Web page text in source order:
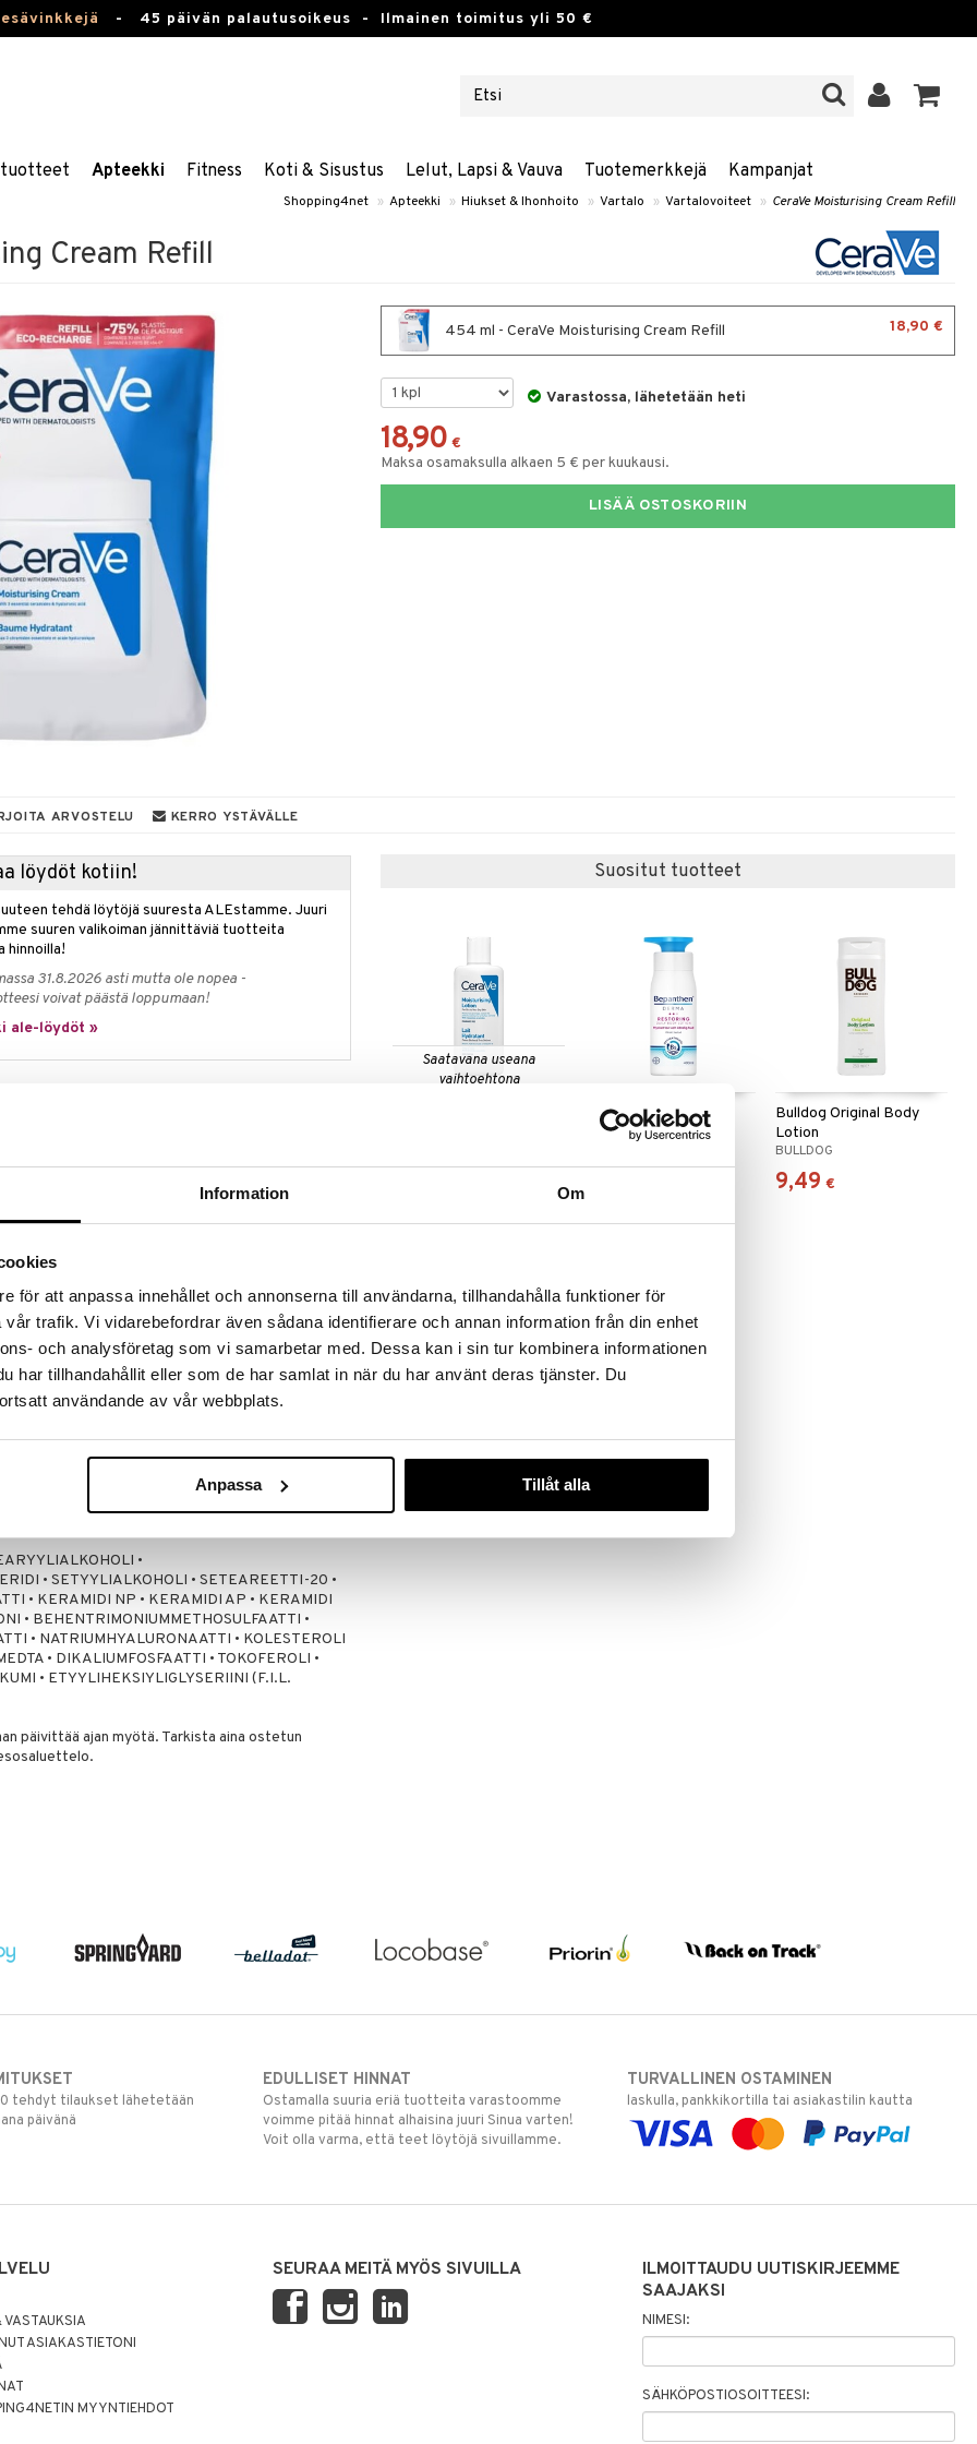
Information Om
för att anpassa innehållet och annonserna till användarna, tillhandahålla funktioner för
trafik. Vi vidarebefordrar även sådana identifierare och annan information från din enhet
och analysföretag som vi samarbetar med. Dessa kan i sin tur kombinera informationen
har tillhandahållit eller som de har samlat in när du har använt deras tjänster. Du
användande av vår webbplats.
Anpassa Tillåt alla
- 45 päivän palautusoikeus - Ilmainen toimitus yli 50 €
Apteekki Fitness Koti & Sisustus Lelut, Lapsi & Vauva Tuotemerkkejä Kampanjat
Shopping4net » Apteekki » Hiukset & Ihonhoito » Vartalo » Vartalovoiteet » CeraVe Moisturising Cream Refill
Cream Refill
454 ml - CeraVe Moisturising Cream Refill 18,90 €
Varastossa, lähetetään heti
18,90 €
Maksa osamaksulla alkaen 5 € per kuukausi.
LISÄÄ OSTOSKORIIN
ARVOSTELU KERRO YSTÄVÄLLE
löydöt kotiin!
tehdä löytöjä suuresta ALEstamme. Juuri
suuren valikoiman jännittäviä tuotteita
hinnoilla!
31.8.2026 asti mutta ole nopea -
voivat päästä loppumaan!
ale-löydöt »
kuivalle iholle. Lisää kosteutta ja auttaa
suojaavaa ihon estettä kolmella välttämättömällä
Ei tuki huokosia. Hypoallergeeninen. Sopii
Emulsion Technology) vapauttaa jatkuvasti
ajan ja auttaa pitämään ihon pehmeänä koko
alkaen).
•
• SETYYLIALKOHOLI • SETEAREETTI-20 •
• KERAMIDI NP • KERAMIDI AP • KERAMIDI
• BEHENTRIMONIUMMETHOSULFAATTI •
• NATRIUMHYALURONAATTI • KOLESTEROLI
• DIKALIUMFOSFAATTI • TOKOFEROLI •
• ETYYLIHEKSIYLIGLYSERIINI (F.I.L.
päivittää ajan myötä. Tarkista aina ostetun
Suositut tuotteet
Saatavana useana
vaihtoehtona
Bepanthen Derma
Restoring Daily Body
Bulldog Original Body
Lotion
BULLDOG
9,49 €
CCS Fuktgivande
Hudlotion oparfymerad
8,90 €
tehdyt tilaukset lähetetään
päivänä
EDULLISET HINNAT
Ostamalla suuria eriä tuotteita varastoomme
voimme pitää hinnat alhaisina juuri Sinua varten!
Voit olla varma, että teet löytöjä sivuillamme.
TURVALLINEN OSTAMINEN
laskulla, pankkikortilla tai asiakastilin kautta
ASIAKASTIETONI
MYYNTIEHDOT
SEURAA MEITÄ MYÖS SIVUILLA
ILMOITTAUDU UUTISKIRJEEMME
SAAJAKSI
NIMESI:
SÄHKÖPOSTIOSOITTEESI: